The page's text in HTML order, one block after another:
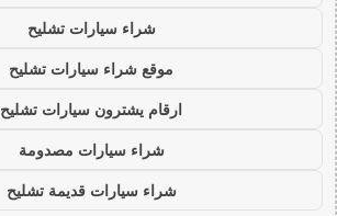
شراء سيارات تشليح
موقع شراء سيارات تشليح
ارقام يشترون سيارات تشليح
شراء سيارات مصدومة
شراء سيارات قديمة تشليح